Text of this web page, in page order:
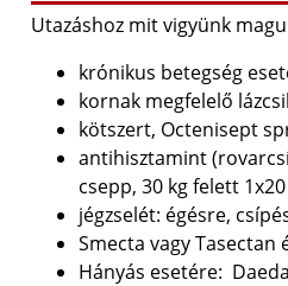
Utazáshoz mit vigyünk
krónikus betegség
kornak megfelelő
kötszert, Octenisept
antihisztamint
csepp, 30 kg felett
jégzselét: égésre,
Smecta vagy
Hányás esetére: